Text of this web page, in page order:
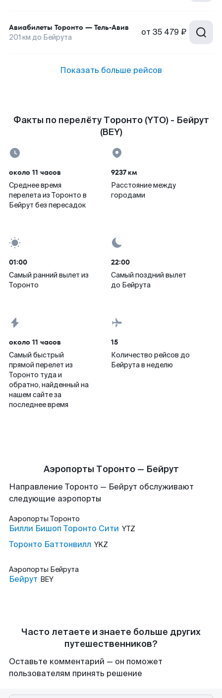
Авиабилеты Торонто — Тель-Авив
201 км до Бейрута от 35 479 ₽
Показать больше рейсов
Факты по перелёту Торонто (YTO) - Бейрут
(BEY)
около 11 часов
Среднее время
перелета из Торонто в
Бейрут без пересадок
9237 км
Расстояние между
городами
01:00
Самый ранний вылет из
Торонто
22:00
Самый поздний вылет
до Бейрута
около 11 часов
Самый быстрый
прямой перелет из
Торонто туда и
обратно, найденный на
нашем сайте за
последнее время
15
Количество рейсов до
Бейрута в неделю
Аэропорты Торонто — Бейрут
Направление Торонто — Бейрут обслуживают
следующие аэропорты
Аэропорты Торонто
Билли Бишоп Торонто Сити YTZ
Торонто Баттонвилл YKZ
Аэропорты Бейрута
Бейрут BEY
Часто летаете и знаете больше других
путешественников?
Оставьте комментарий — он поможет
пользователям принять решение